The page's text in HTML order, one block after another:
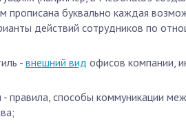
прописана буквально каждая
действий сотрудников по
- внешний вид офисов компании,
правила, способы коммуникации